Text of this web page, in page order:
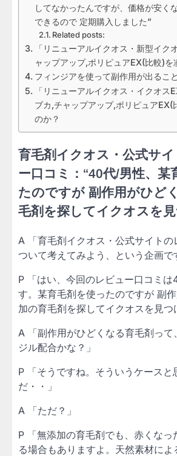
してなかったんですが、価格が安く
できるので 定期購入しました”
Related posts:
「リニューアルイクオス・新型イク
ャップアップ,ポリピュアEX(比較)を
フィンジアを使って副作用が出るこ
「リニューアルイクオス・イクオス
ブカ,チャップアップ,ポリピュアEX(
のか？
育毛剤イクオス・公式サ
ー口コミ：“40代/男性、某
たのですが 副作用がひど
毛剤を探してイクオスを
A 「育毛剤イクオス・公式サイトの
ついて考えてみよう、という企画で
P 「はい、今回のレビュー口コミ
す。某育毛剤を使ったのですが 副
加の育毛剤を探してイクオスを見つ
A 「副作用がひどくなる育毛剤って
ジル配合かな？」
P 「そうですね。そういうケースと
だ・・」
A 「ただ？」
P 「無添加の育毛剤でも、赤くなっ
る場合もありますよ。天然素材に